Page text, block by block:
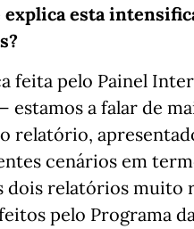
esta
feita pelo Painel
estamos a falar de
relatório,
cenários em
relatórios muito
pelo Programa